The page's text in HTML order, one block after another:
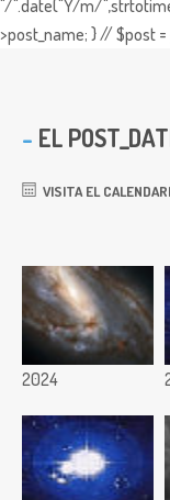
"/".date("Y/m/
>post_name; } // $post =
EL
VISITA EL
2024